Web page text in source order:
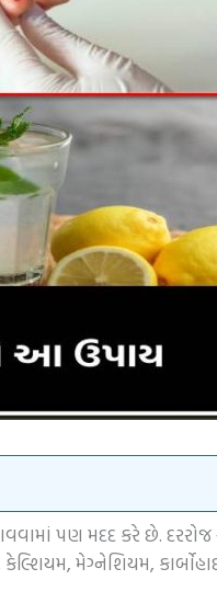
પણ મદદ કરે છે.
મેગ્નેશિયમ,